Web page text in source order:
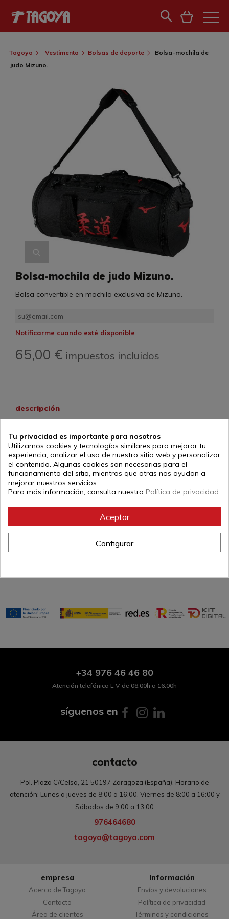
Tagoya Vestimenta Bolsas de deporte
Bolsa-mochila de
judo Mizuno.
Bolsa-mochila de judo Mizuno.
Bolsa convertible en mochila exclusiva de Mizuno.
Notificarme cuando esté disponible
65,00 € impuestos incluidos
descripción
Bolsa de deporte convertible en mochila de Mizuno, con
Medidas: 70x30x30 cm
Capacidad: 63 litros
Referencia: MIZBOMOROJO
Bolsas
+34 976 46 46 80
Atención telefónica L-V de 08:00h a 16:00h
síguenos en
contacto
Pol. Plaza C/Celsa, 21 50197 Zaragoza (España). Horario de
atención: Lunes a jueves de 8:00 a 16:00. Viernes de 8:00 a 16:00 y
Sábados de 9:00 a 13:00
976464680
tagoya@tagoya.com
empresa
Acerca de Tagoya
Contacto
Área de clientes
Información
Envíos y devoluciones
Política de privacidad
Términos y condiciones
Tu privacidad es importante para nosotros
Utilizamos cookies y tecnologías similares para mejorar tu
experiencia, analizar el uso de nuestro sitio web y personalizar
el contenido. Algunas cookies son necesarias para el
funcionamiento del sitio, mientras que otras nos ayudan a
mejorar nuestros servicios.
Para más información, consulta nuestra Política de privacidad.
Aceptar
Configurar